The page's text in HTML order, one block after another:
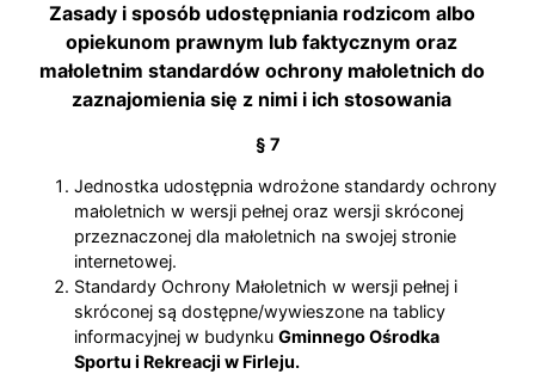
Zasady i sposób udostępniania rodzicom albo
opiekunom prawnym lub faktycznym oraz
małoletnim standardów ochrony małoletnich do
zaznajomienia się z nimi i ich stosowania
§ 7
Jednostka udostępnia wdrożone standardy ochrony
małoletnich w wersji pełnej oraz wersji skróconej
przeznaczonej dla małoletnich na swojej stronie
internetowej.
Standardy Ochrony Małoletnich w wersji pełnej i
skróconej są dostępne/wywieszone na tablicy
informacyjnej w budynku Gminnego Ośrodka
Sportu i Rekreacji w Firleju.